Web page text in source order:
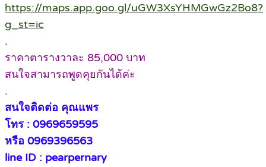
https://maps.app.goo.gl/uGW3XsYHMGwGz2Bo8?
g_st=ic
.
ราคาตารางวาละ 85,000 บาท
สนใจสามารถพูดคุยกันได้ค่ะ
.
สนใจติดต่อ คุณแพร
โทร : 0969659595
หรือ 0969396563
line ID : pearpernary